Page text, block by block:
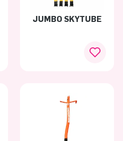
JUMBO SKYTUBE